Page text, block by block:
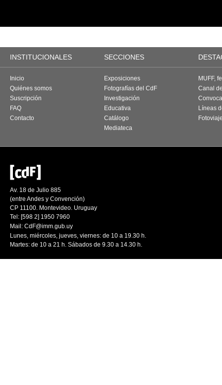
INSTITUCIONALES SECCIONES
Inicio
Quiénes somos
Suscripción
FAQ
Contacto
Exposiciones
Fotografías del CdF
Investigación
Educativa
Catálogo
Mediateca
MUFF,
Canal
Líneas
Av. 18 de Julio 885
(entre Andes y Convención)
CP 11100. Montevideo. Uruguay
Tel: [598 2] 1950 7960
Mail: CdF@imm.gub.uy
Lunes, miércoles, jueves, viernes: de 10 a 19.30 h.
Martes: de 10 a 21 h. Sábados de 9.30 a 14.30 h.